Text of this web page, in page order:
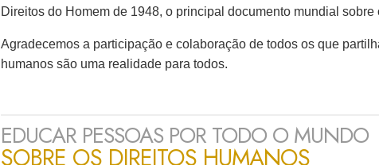
Direitos do Homem de 1948, o principal documento mundial sobre
Agradecemos a participação e colaboração de todos os que
humanos são uma realidade para todos.
EDUCAR PESSOAS POR TODO O MUNDO
SOBRE OS DIREITOS HUMANOS